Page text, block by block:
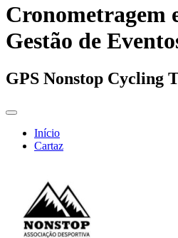
Cronometragem
Gestão de
GPS Nonstop Cycling
Início
Cartaz